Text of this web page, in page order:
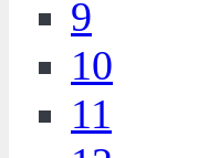
9
10
11